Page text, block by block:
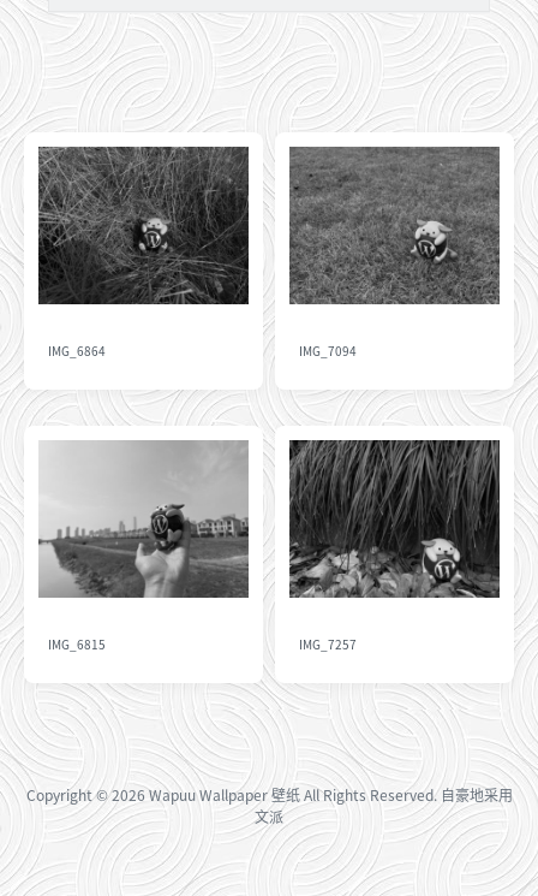
IMG_6864 IMG_7094
IMG_6815 IMG_7257
Copyright© 2026Wapuu Wallpaper 壁纸All Rights Reserved. 自豪地采用
文派